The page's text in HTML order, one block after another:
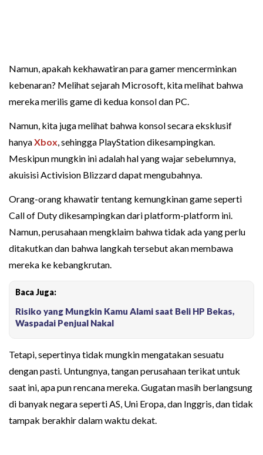
Namun, apakah kekhawatiran para gamer mencerminkan
kebenaran? Melihat sejarah Microsoft, kita melihat bahwa
mereka merilis game di kedua konsol dan PC.
Namun, kita juga melihat bahwa konsol secara eksklusif
hanyaXbox , sehingga PlayStation dikesampingkan.
Meskipun mungkin ini adalah hal yang wajar sebelumnya,
akuisisi Activision Blizzard dapat mengubahnya.
Orang-orang khawatir tentang kemungkinan game seperti
Call of Duty dikesampingkan dari platform-platform ini.
Namun, perusahaan mengklaim bahwa tidak ada yang perlu
ditakutkan dan bahwa langkah tersebut akan membawa
mereka ke kebangkrutan.
Baca Juga:
Risiko yang Mungkin Kamu Alami saat Beli HP Bekas,
Waspadai Penjual Nakal
Tetapi, sepertinya tidak mungkin mengatakan sesuatu
dengan pasti. Untungnya, tangan perusahaan terikat untuk
saat ini, apa pun rencana mereka. Gugatan masih berlangsung
di banyak negara seperti AS, Uni Eropa, dan Inggris, dan tidak
tampak berakhir dalam waktu dekat.